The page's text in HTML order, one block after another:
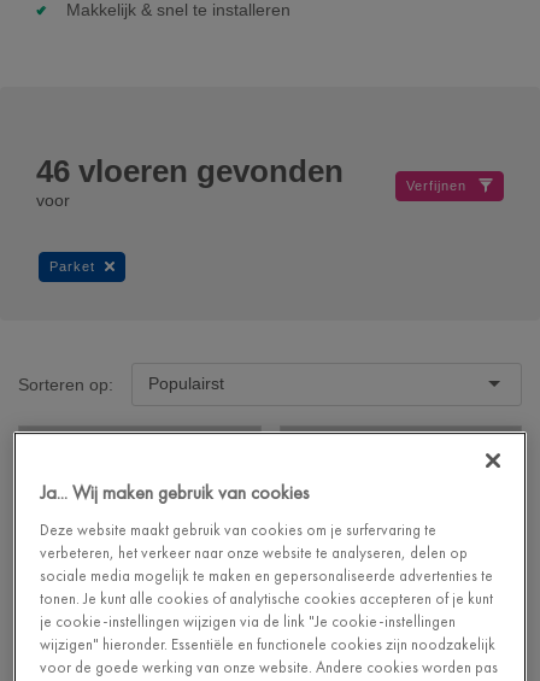
Makkelijk & snel te installeren
46 vloeren gevonden
voor
Verfijnen
Parket
Sorteren op: Populairst
Ja... Wij maken gebruik van cookies
Deze website maakt gebruik van cookies om je surfervaring te
verbeteren, het verkeer naar onze website te analyseren, delen op
sociale media mogelijk te maken en gepersonaliseerde advertenties te
tonen. Je kunt alle cookies of analytische cookies accepteren of je kunt
je cookie-instellingen wijzigen via de link "Je cookie-instellingen
wijzigen" hieronder. Essentiële en functionele cookies zijn noodzakelijk
voor de goede werking van onze website. Andere cookies worden pas